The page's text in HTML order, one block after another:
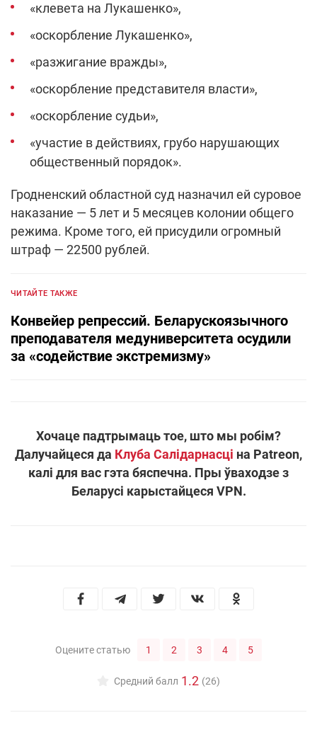
«клевета на Лукашенко»,
«оскорбление Лукашенко»,
«разжигание вражды»,
«оскорбление представителя власти»,
«оскорбление судьи»,
«участие в действиях, грубо нарушающих
общественный порядок».
Гродненский областной суд назначил ей суровое
наказание — 5 лет и 5 месяцев колонии общего
режима. Кроме того, ей присудили огромный
штраф — 22500 рублей.
ЧИТАЙТЕ ТАКЖЕ
Конвейер репрессий. Беларускоязычного
преподавателя медуниверситета осудили
за «содействие экстремизму»
Хочаце падтрымаць тое, што мы робім?
Далучайцеся да Клуба Салідарнасці на Patreon,
калі для вас гэта бяспечна. Пры ўваходзе з
Беларусі карыстайцеся VPN.
Оцените статью 1 2 3 4 5
Средний балл 1.2 (26)